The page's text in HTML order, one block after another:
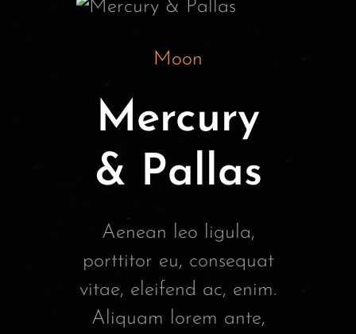
Moon
Mercury
& Pallas
Aenean leo ligula,
porttitor eu, consequat
vitae, eleifend ac, enim.
Aliquam lorem ante,